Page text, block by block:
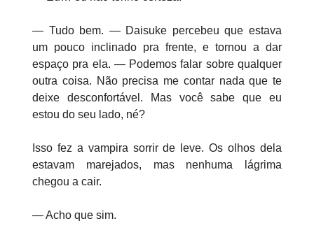
— Tudo bem. — Daisuke percebeu que estava
um pouco inclinado pra frente, e tornou a dar
espaço pra ela. — Podemos falar sobre qualquer
outra coisa. Não precisa me contar nada que te
deixe desconfortável. Mas você sabe que eu
estou do seu lado, né?
Isso fez a vampira sorrir de leve. Os olhos dela
estavam marejados, mas nenhuma lágrima
chegou a cair.
— Acho que sim.